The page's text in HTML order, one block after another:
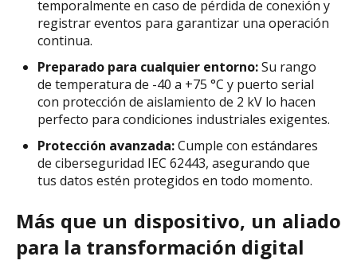
temporalmente en caso de pérdida de conexión y
registrar eventos para garantizar una operación
continua.
Preparado para cualquier entorno:Su rango
de temperatura de -40 a +75 °C y puerto serial
con protección de aislamiento de 2 kV lo hacen
perfecto para condiciones industriales exigentes.
Protección avanzada:Cumple con estándares
de ciberseguridad IEC 62443, asegurando que
tus datos estén protegidos en todo momento.
Más que un dispositivo, un aliado
para la transformación digital